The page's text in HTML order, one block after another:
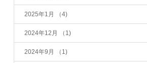
2025年1月 （4)
2024年12月 （1)
2024年9月 （1)